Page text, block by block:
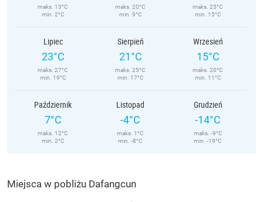
maks. 13°C
min. 2°C
maks. 20°C
min. 9°C
maks. 25°C
min. 15°C
Lipiec
23°C
maks. 27°C
min. 19°C
Sierpień
21°C
maks. 25°C
min. 17°C
Wrzesień
15°C
maks. 20°C
min. 11°C
Październik
7°C
maks. 12°C
min. 2°C
Listopad
-4°C
maks. 1°C
min. -8°C
Grudzień
-14°C
maks. -9°C
min. -19°C
Miejsca w pobliżu Dafangcun